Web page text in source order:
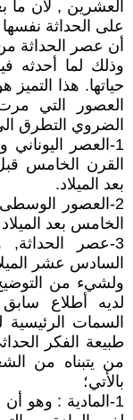
العشرين , لأن ما
على الحداثة
أن عصر الحداثة
وذلك لما أحدثه
حياتها. هذا
العصور التي
الضروي التطرق
1-العصر
القرن الخامس
بعد الميلاد.
2-العصور
الخامس بعد
3-عصر
السادس عشر
ولشيء من
لديه أطلاع
السمات
طبيعة الفكر
من يتبناه من
بالأتي؛
1-المادية : وهو